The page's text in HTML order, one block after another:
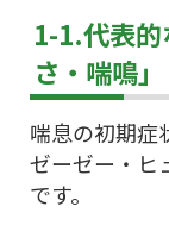
1-1.代表
さ・喘鳴」
喘息の初期症
ゼーゼー・ヒ
です。